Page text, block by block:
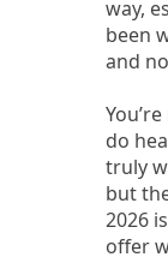
way,
been
and
do
truly
but
2026
offer